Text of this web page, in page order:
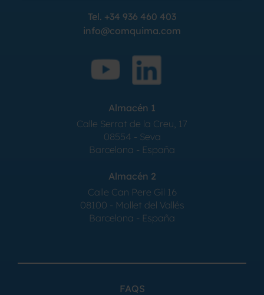
Tel. +34 936 460 403
info@comquima.com
Almacén 1
Calle Serrat de la Creu, 17
08554 - Seva
Barcelona - España
Almacén 2
Calle Can Pere Gil 16
08100 - Mollet del Vallés
Barcelona - España
FAQS